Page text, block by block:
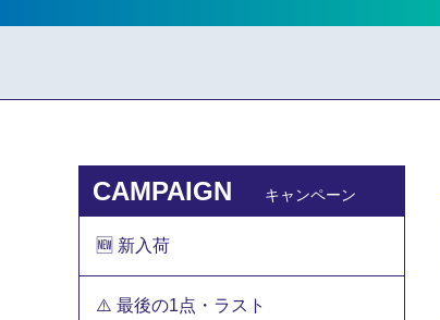
CAMPAIGN キャンペーン
🆕 新入荷
⚠️ 最後の1点・ラスト